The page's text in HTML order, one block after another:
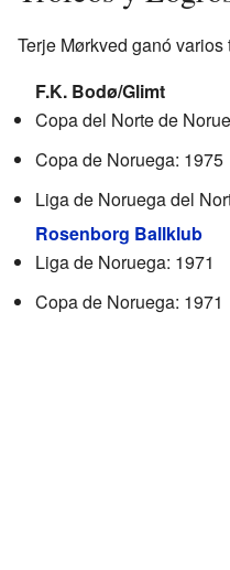
Terje Mørkved ganó
F.K. Bodø/Glimt
Copa del Norte de
Copa de Noruega: 1975
Liga de Noruega del
Rosenborg Ballklub
Liga de Noruega: 1971
Copa de Noruega: 1971